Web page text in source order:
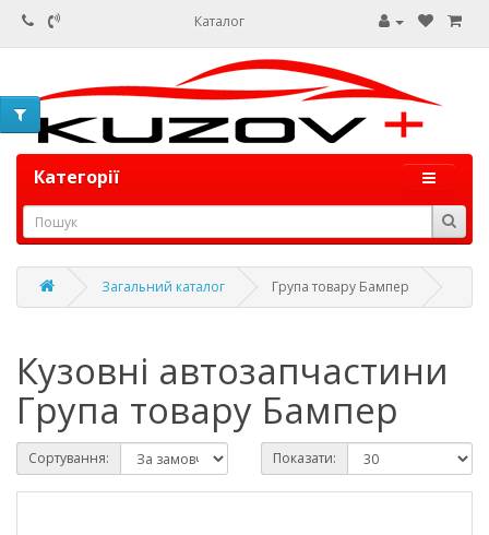
Каталог
Категорії
Загальний каталог Група товару Бампер
Кузовні автозапчастини
Група товару Бампер
Сортування: Показати: